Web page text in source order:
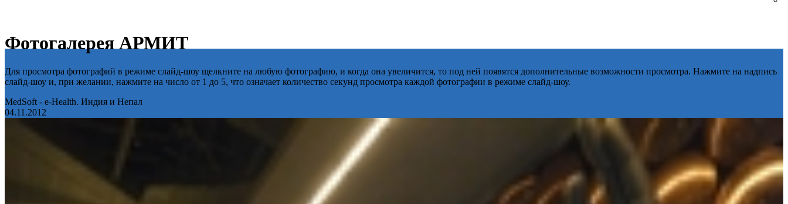
Фотогалерея АРМИТ
Для просмотра фотографий в режиме слайд-шоу щелкните на любую фотографию, и когда она увеличится, то под ней появятся дополнительные возможности просмотра. Нажмите на надпись
слайд-шоу и, при желании, нажмите на число от 1 до 5, что означает количество секунд просмотра каждой фотографии в режиме слайд-шоу.
MedSoft - e-Health. Индия и Непал
04.11.2012